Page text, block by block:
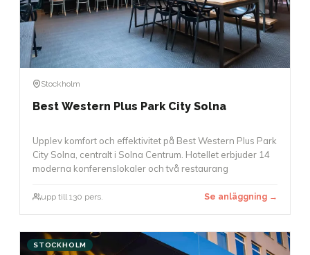
Stockholm
Best Western Plus Park City Solna
Upplev komfort och effektivitet på Best Western Plus Park
City Solna, centralt i Solna Centrum. Hotellet erbjuder 14
moderna konferenslokaler och två restaurang
upp till 130 pers. Se anläggning →
STOCKHOLM